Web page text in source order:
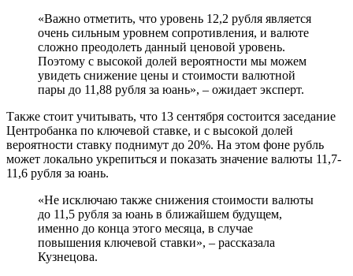
«Важно отметить, что уровень 12,2 рубля является
очень сильным уровнем сопротивления, и валюте
сложно преодолеть данный ценовой уровень.
Поэтому с высокой долей вероятности мы можем
увидеть снижение цены и стоимости валютной
пары до 11,88 рубля за юань», – ожидает эксперт.
Также стоит учитывать, что 13 сентября состоится заседание
Центробанка по ключевой ставке, и с высокой долей
вероятности ставку поднимут до 20%. На этом фоне рубль
может локально укрепиться и показать значение валюты 11,7-
11,6 рубля за юань.
«Не исключаю также снижения стоимости валюты
до 11,5 рубля за юань в ближайшем будущем,
именно до конца этого месяца, в случае
повышения ключевой ставки», – рассказала
Кузнецова.